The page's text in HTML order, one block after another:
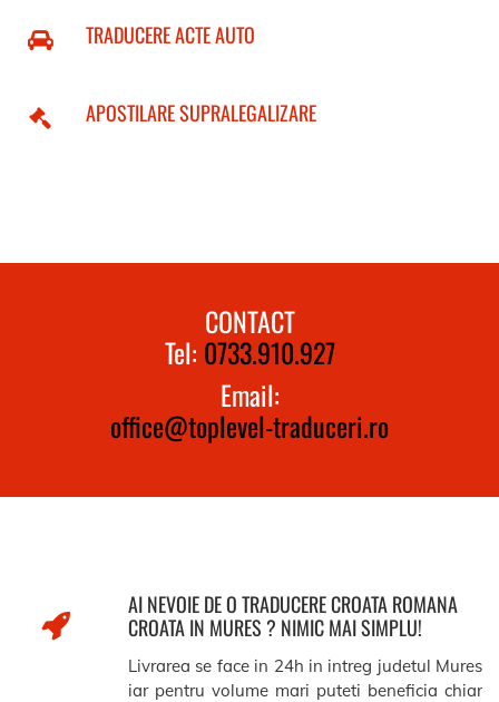
TRADUCERE ACTE AUTO
APOSTILARE SUPRALEGALIZARE
CONTACT
Tel: 0733.910.927
Email:
office@toplevel-traduceri.ro
AI NEVOIE DE O TRADUCERE CROATA ROMANA
CROATA IN MURES ? NIMIC MAI SIMPLU!
Livrarea se face in 24h in intreg judetul Mures
iar pentru volume mari puteti beneficia chiar